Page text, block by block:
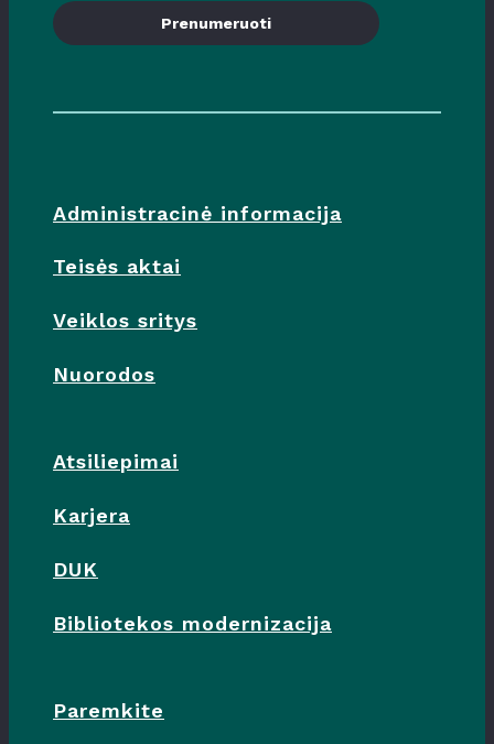
Prenumeruoti
Administracinė informacija
Teisės aktai
Veiklos sritys
Nuorodos
Atsiliepimai
Karjera
DUK
Bibliotekos modernizacija
Paremkite